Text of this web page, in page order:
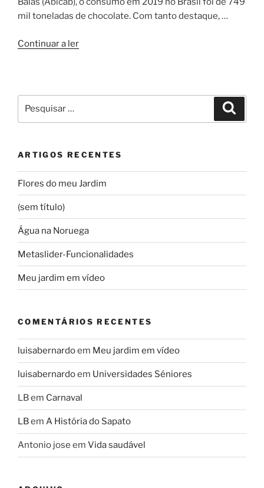
mil toneladas de chocolate. Com tanto destaque, …
Continuar a ler“Dia
por:
ARTIGOS RECENTES
Flores do meu Jardim
(sem título)
Água na Noruega
Metaslider-Funcionalidades
Meu jardim em vídeo
COMENTÁRIOS RECENTES
luisabernardoem Meu jardim em vídeo
luisabernardoem Universidades Séniores
LBem Carnaval
LBem A História do Sapato
Antonio jose em Vida saudável